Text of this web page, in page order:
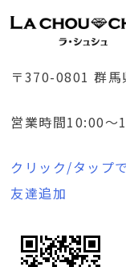
〒370-0801 群馬
営業時間10:00～
クリック/タップで
友達追加